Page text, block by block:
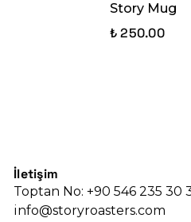
Story Mug
₺ 250.00
İletişim
Toptan No: +90 546 235 30
info@storyroasters.com